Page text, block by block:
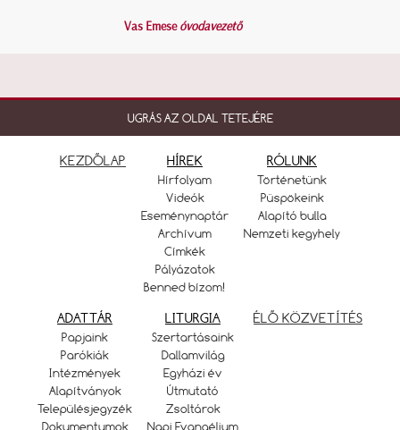
Vas Emeseóvodavezető
UGRÁS AZ OLDAL TETEJÉRE
KEZDŐLAP HÍREK
Hírfolyam
Videók
Eseménynaptár
Archívum
Címkék
Pályázatok
Benned bízom!
RÓLUNK
Történetünk
Püspökeink
Alapító bulla
Nemzeti kegyhely
ADATTÁR
Papjaink
Parókiák
Intézmények
Alapítványok
Településjegyzék
Dokumentumok
LITURGIA
Szertartásaink
Dallamvilág
Egyházi év
Útmutató
Zsoltárok
Napi Evangélium
ÉLŐ KÖZVETÍTÉS